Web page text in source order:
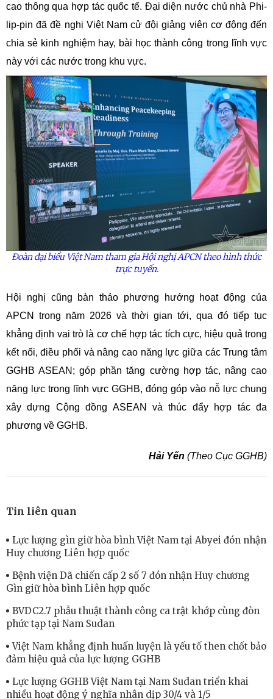
cao thông qua hợp tác quốc tế. Đại diện nước chủ nhà Phi-
lip-pin đã đề nghị Việt Nam cử đội giảng viên cơ động đến
chia sẻ kinh nghiệm hay, bài học thành công trong lĩnh vực
này với các nước trong khu vực.
Đoàn đại biểu Việt Nam tham gia Hội nghị APCN theo hình thức
trực tuyến.
Hội nghị cũng bàn thảo phương hướng hoạt động của
APCN trong năm 2026 và thời gian tới, qua đó tiếp tục
khẳng định vai trò là cơ chế hợp tác tích cực, hiệu quả trong
kết nối, điều phối và nâng cao năng lực giữa các Trung tâm
GGHB ASEAN; góp phần tăng cường hợp tác, nâng cao
năng lực trong lĩnh vực GGHB, đóng góp vào nỗ lực chung
xây dựng Cộng đồng ASEAN và thúc đẩy hợp tác đa
phương về GGHB.
Hải Yến (Theo Cục GGHB)
Tin liên quan
Lực lượng gìn giữ hòa bình Việt Nam tại Abyei đón nhận
Huy chương Liên hợp quốc
Bệnh viện Dã chiến cấp 2 số 7 đón nhận Huy chương
Gìn giữ hòa bình Liên hợp quốc
BVDC2.7 phẫu thuật thành công ca trật khớp cùng đòn
phức tạp tại Nam Sudan
Việt Nam khẳng định huấn luyện là yếu tố then chốt bảo
đảm hiệu quả của lực lượng GGHB
Lực lượng GGHB Việt Nam tại Nam Sudan triển khai
nhiều hoạt động ý nghĩa nhân dịp 30/4 và 1/5